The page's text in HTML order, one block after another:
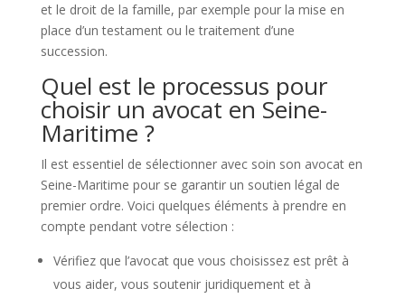
et le droit de la famille, par exemple pour la mise en
place d’un testament ou le traitement d’une
succession.
Quel est le processus pour
choisir un avocat en Seine-
Maritime ?
Il est essentiel de sélectionner avec soin son avocat en
Seine-Maritime pour se garantir un soutien légal de
premier ordre. Voici quelques éléments à prendre en
compte pendant votre sélection :
Vérifiez que l’avocat que vous choisissez est prêt à
vous aider, vous soutenir juridiquement et à